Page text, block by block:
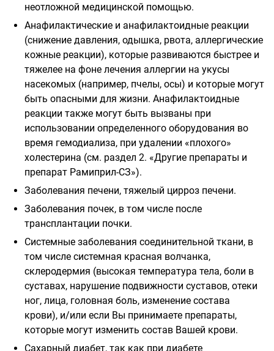
неотложной медицинской помощью.
Анафилактические и анафилактоидные реакции
(снижение давления, одышка, рвота, аллергические
кожные реакции), которые развиваются быстрее и
тяжелее на фоне лечения аллергии на укусы
насекомых (например, пчелы, осы) и которые могут
быть опасными для жизни. Анафилактоидные
реакции также могут быть вызваны при
использовании определенного оборудования во
время гемодиализа, при удалении «плохого»
холестерина (см. раздел 2. «Другие препараты и
препарат Рамиприл-СЗ»).
Заболевания печени, тяжелый цирроз печени.
Заболевания почек, в том числе после
трансплантации почки.
Системные заболевания соединительной ткани, в
том числе системная красная волчанка,
склеродермия (высокая температура тела, боли в
суставах, нарушение подвижности суставов, отеки
ног, лица, головная боль, изменение состава
крови), и/или если Вы принимаете препараты,
которые могут изменить состав Вашей крови.
Сахарный диабет, так как при диабете